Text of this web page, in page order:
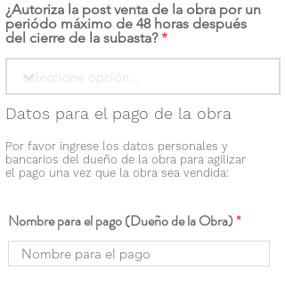
¿Autoriza la post venta de la obra por un
periódo máximo de 48 horas después
del cierre de la subasta?
Datos para el pago de la obra
Por favor ingrese los datos personales y
bancarios del dueño de la obra para agilizar
el pago una vez que la obra sea vendida:
Nombre para el pago (Dueño de la Obra)